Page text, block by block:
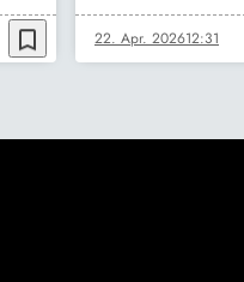
bookmark_border 22. Apr. 202612:31